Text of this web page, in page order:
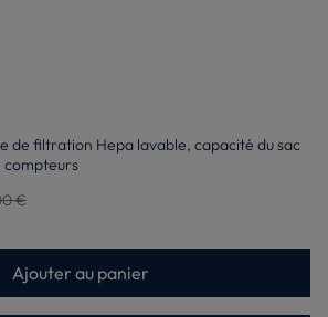
de filtration Hepa lavable, capacité du sac
compteurs
€
Ajouter au panier